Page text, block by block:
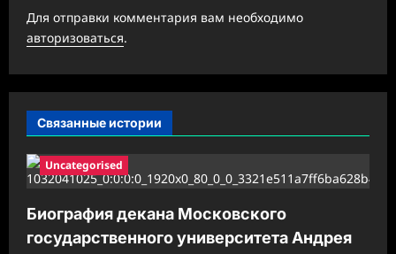
з
а
и
и
Для отправки комментария вам необходимо
авторизоваться.
Связанные истории
Uncategorised
Биография декана Московского
государственного университета Андрея